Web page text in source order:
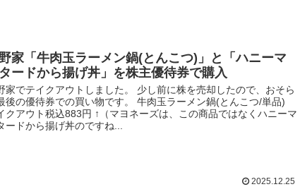
家「牛肉玉ラーメン鍋(とんこつ)」と「ハニーマ
ードから揚げ丼」を株主優待券で購入
家でテイクアウトしました。 少し前に株を売却したので、おそら
後の優待券での買い物です。 牛肉玉ラーメン鍋(とんこつ/単品)
クアウト税込883円 ↑（マヨネーズは、この商品ではなくハニーマ
ードから揚げ丼のですね...
2025.12.25